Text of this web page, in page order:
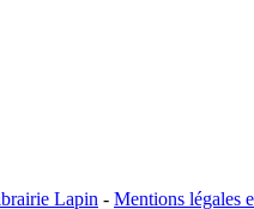
Lapin - Mentions légales